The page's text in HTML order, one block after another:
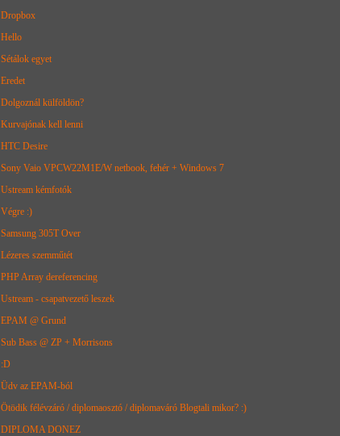
Dropbox
Hello
Sétálok egyet
Eredet
Dolgoznál külföldön?
Kurvajónak kell lenni
HTC Desire
Sony Vaio VPCW22M1E/W netbook, fehér + Windows 7
Ustream kémfotók
Végre :)
Samsung 305T Over
Lézeres szemműtét
PHP Array dereferencing
Ustream - csapatvezető leszek
EPAM @ Grund
Sub Bass @ ZP + Morrisons
:D
Üdv az EPAM-ból
Ötödik félévzáró / diplomaosztó / diplomaváró Blogtali mikor? :)
DIPLOMA DONEZ